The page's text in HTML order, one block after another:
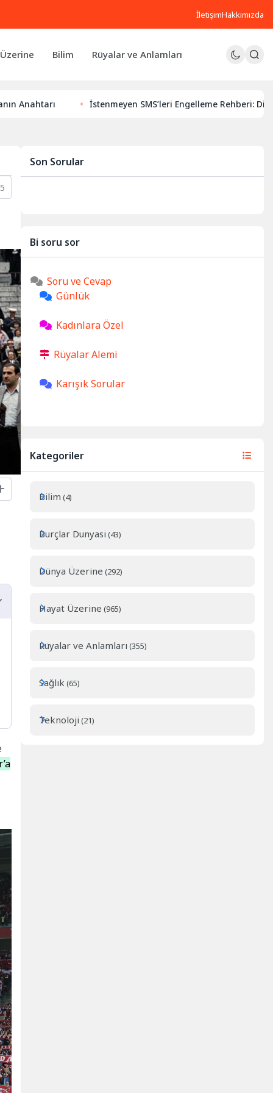
İletişimHakkımızda
Bilim Rüyalar ve Anlamları
İstenmeyen SMS’leri Engelleme Rehberi: Dijital
Son Sorular
Bi soru sor
Soru ve Cevap
Günlük
Kadınlara Özel
Rüyalar Alemi
Karışık Sorular
Kategoriler
Bilim (4)
Burçlar Dunyasi (43)
Dünya Üzerine (292)
Hayat Üzerine (965)
Rüyalar ve Anlamları (355)
Sağlık (65)
Teknoloji (21)